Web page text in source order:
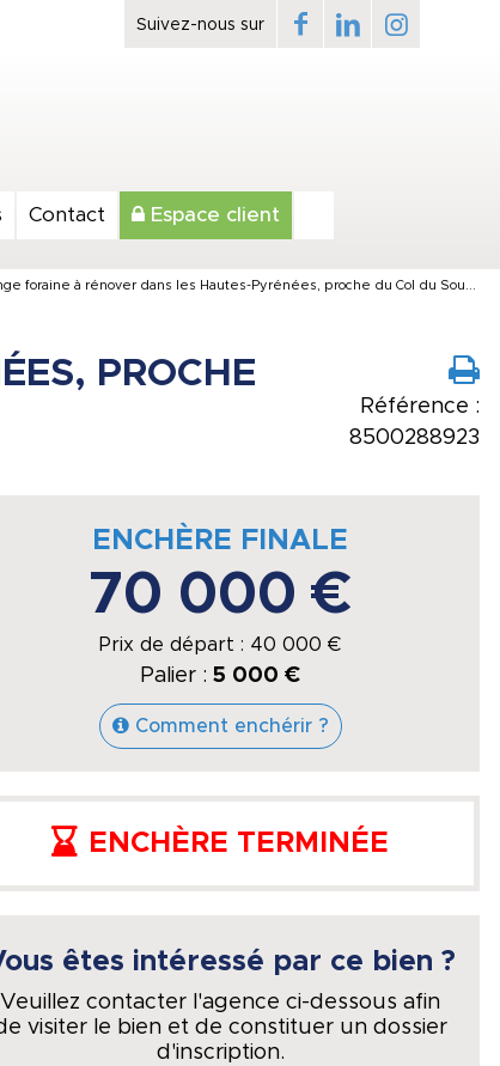
Contact Espace client
foraine à rénover dans les Hautes-Pyrénées, proche du Col du Sou...
PROCHE
Référence :
8500288923
ENCHÈRE FINALE
70 000 €
Prix de départ : 40 000 €
Palier :5 000 €
Comment enchérir ?
ENCHÈRE TERMINÉE
êtes intéressé par ce bien ?
Veuillez contacter l'agence ci-dessous afin
visiter le bien et de constituer un dossier
d'inscription.